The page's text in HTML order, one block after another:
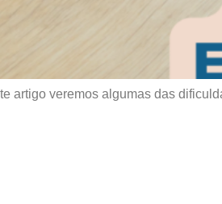
artigo veremos algumas das